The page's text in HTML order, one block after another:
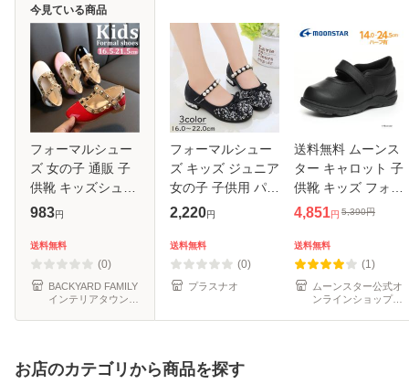
フォーマルシュー
ズ 女の子 通販 子
供靴 キッズシュー
ズ ドレスシューズ
ル靴 靴 くつ クツ
女児 子供 フォーマ
ル かわ
983円
送料無料
(0)
BACKYARD FAMILY
インテリアタウン
店
今見ている商品
フォーマルシュー
ズ キッズ ジュニア
女の子 子供用 パン
プス 靴 ストラップ
ール ビジュー キラ
キラ マジ
2,220円
送料無料
(0)
プラスナオ
送料無料 ムーンス
ター キャロット 子
供靴 キッズ フォー
マル シューズ CR
moonstar carrot 抗
菌防臭 スニーカー
お受
4,851円 5,390円
送料無料
(1)
ムーンスター公式オ
ンラインショップ
店
お店のカテゴリから商品を探す